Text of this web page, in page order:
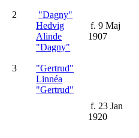
2
"Dagny"
Hedvig
Alinde
"Dagny"
f. 9 Maj
1907
3
"Gertrud"
Linnéa
"Gertrud"
f. 23 Jan
1920